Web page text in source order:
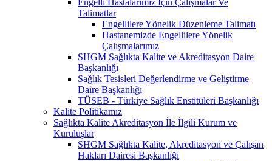
Talimatlar
Engellilere Yönelik Düzenleme Talimatı
Hastanemizde Engellilere Yönelik
Çalışmalarımız
SHGM Sağlıkta Kalite ve Akreditasyon Daire
Başkanlığı
Sağlık Tesisleri Değerlendirme ve Geliştirme
Daire Başkanlığı
TÜSEB - Türkiye Sağlık Enstitüleri Başkanlığı
Kalite Politikamız
Sağlıkta Kalite Akreditasyon İle İlgili Kurum ve
Kuruluşlar
SHGM Sağlıkta Kalite, Akreditasyon ve Çalışan
Hakları Dairesi Başkanlığı